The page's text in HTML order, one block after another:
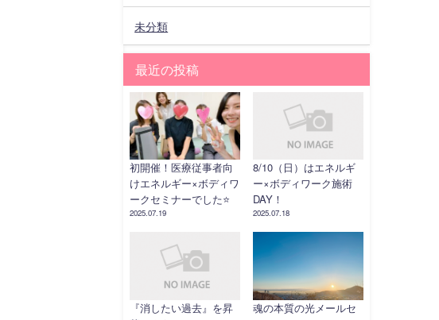
未分類
最近の投稿
初開催！医療従事者向
けエネルギー×ボディワ
ークセミナーでした⭐️
2025.07.19
8/10（日）はエネルギ
ー×ボディワーク施術
DAY！
2025.07.18
『消したい過去』を昇
魂の本質の光メールセ